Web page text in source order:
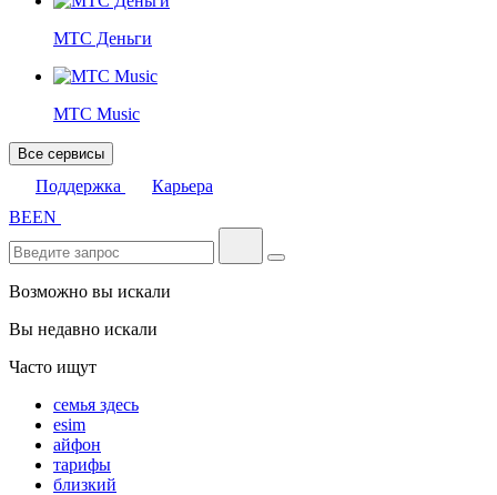
МТС Деньги
МТС Music
Все сервисы
Поддержка
Карьера
BEEN
Возможно вы искали
Вы недавно искали
Часто ищут
семья здесь
esim
айфон
тарифы
близкий